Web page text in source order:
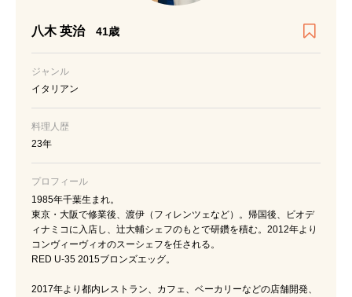
八木 英治 41歳
ジャンル
イタリアン
料理人歴
23年
プロフィール
1985年千葉生まれ。
東京・大阪で修業後、渡伊（フィレンツェなど）。帰国後、ビオデ
ィナミコに入店し、辻大輔シェフのもとで研鑽を積む。2012年より
コンヴィーヴィオのスーシェフを任される。
RED U-35 2015ブロンズエッグ。
2017年より都内レストラン、カフェ、ベーカリーなどの店舗開発、